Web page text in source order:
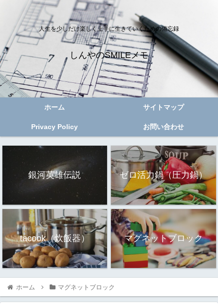
人生を少しだけ楽しく上手に生きていくための備忘録
しんやのSMILEメモ
ホーム サイトマップ
Privacy Policy お問い合わせ
銀河英雄伝説 ゼロ活力鍋（圧力鍋）
tacook（炊飯器） マグネットブロック
ホーム マグネットブロック